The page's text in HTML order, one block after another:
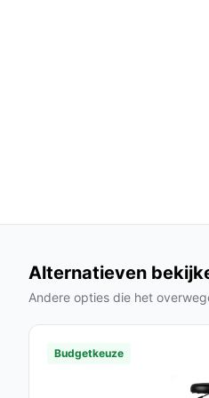
maximaal comfort.
Specificaties
Materiaal:
essentieel is
Veelgestelde
Alternatieven
Andere opties die het
Budgetkeuze